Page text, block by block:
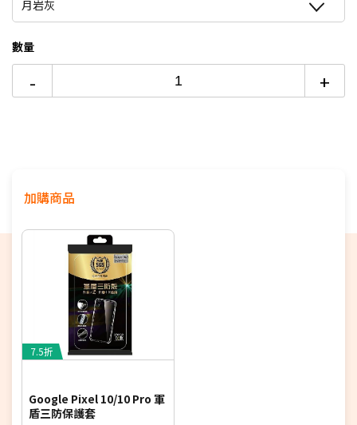
12期 $2,986 18家銀行/業者
Pro限定:Pixel史上最強變焦倍率，100倍專業解析變焦
此商品頁資訊或規格有誤，請以原廠公告為主
支援NRCA
支援100MHz全台最大5G黃金頻寬，釋放滿分5G體驗
月岩灰
數量
- +
加購商品
7.5折
Google Pixel 10/10 Pro 軍
盾三防保護套